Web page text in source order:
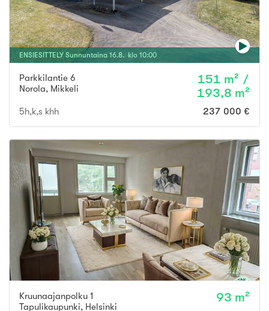
ENSIESITTELY Sunnuntaina 16.8. klo 10:00
Parkkilantie 6
Norola, Mikkeli
151 m² /
193,8 m²
5h,k,s khh 237 000 €
Kruunaajanpolku 1
Tapulikaupunki, Helsinki
93 m²